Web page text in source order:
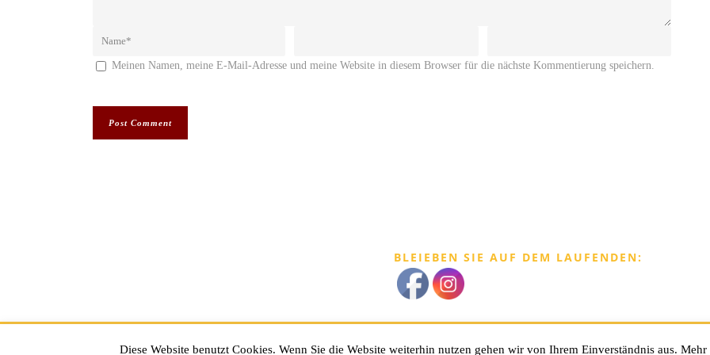
Meinen Namen, meine E-Mail-Adresse und meine Website in diesem Browser für die nächste Kommentierung speichern.
BLEIEBEN SIE AUF DEM LAUFENDEN:
Impressum|Datenschutz Apart BergRaich | Oberleins 7 | A - 6471 Arzl
Diese Website benutzt Cookies. Wenn Sie die Website weiterhin nutzen gehen wir von Ihrem Einverständnis aus.